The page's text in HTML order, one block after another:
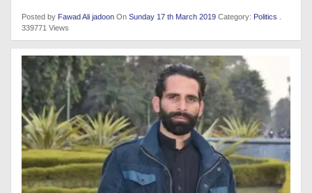
Posted by Fawad Ali jadoon On Sunday 17 th March 2019 Category: Politics
339771 Views